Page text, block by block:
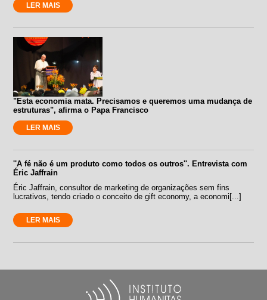
LER MAIS
"Esta economia mata. Precisamos e queremos uma mudança de
estruturas", afirma o Papa Francisco
LER MAIS
''A fé não é um produto como todos os outros''. Entrevista com
Éric Jaffrain
Éric Jaffrain, consultor de marketing de organizações sem fins
lucrativos, tendo criado o conceito de gift economy, a economi[...]
LER MAIS